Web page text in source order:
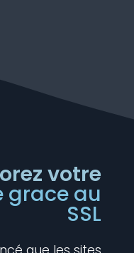
votre
grace au
SSL